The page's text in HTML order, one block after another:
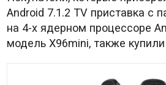
Android 7.1.2 TV приставка с
на 4-х ядерном процессоре
модель X96mini, также купили